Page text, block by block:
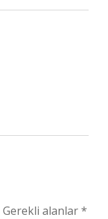
Gerekli alanlar*